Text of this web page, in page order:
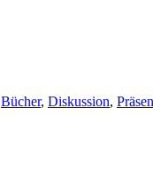
Bücher, Diskussion,